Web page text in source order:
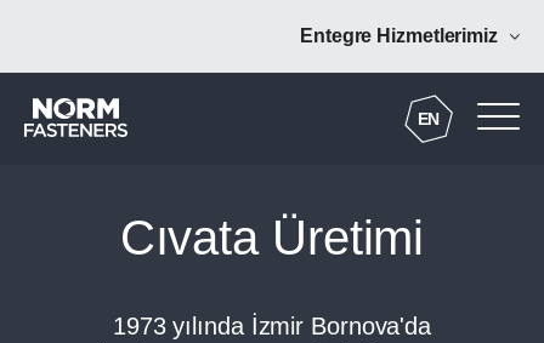
Norm Coating
Norm Digital
Norm Tooling
Entegre Hizmetlerimiz
EN
Cıvata Üretimi
1973 yılında İzmir Bornova'da